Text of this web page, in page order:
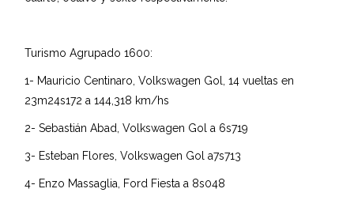
Turismo Agrupado 1600:
1- Mauricio Centinaro, Volkswagen Gol, 14 vueltas en
23m24s172 a 144,318 km/hs
2- Sebastián Abad, Volkswagen Gol a 6s719
3- Esteban Flores, Volkswagen Gol a7s713
4- Enzo Massaglia, Ford Fiesta a 8s048